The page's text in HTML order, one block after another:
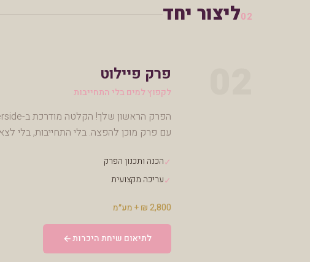
02ליצור יחד
פרק פיילוט
לקפוץ למים בלי התחייבות
עם פרק מוכן להפצה. בלי התחייבות, בלי
✓הכנה ותכנון הפרק
✓עריכה מקצועית
2,800 ₪ + מע״מ
לתיאום שיחת היכרות